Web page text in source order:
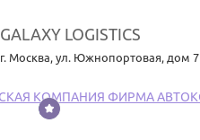
GALAXY LOGISTICS
г. Москва, ул. Южнопортовая, дом 7